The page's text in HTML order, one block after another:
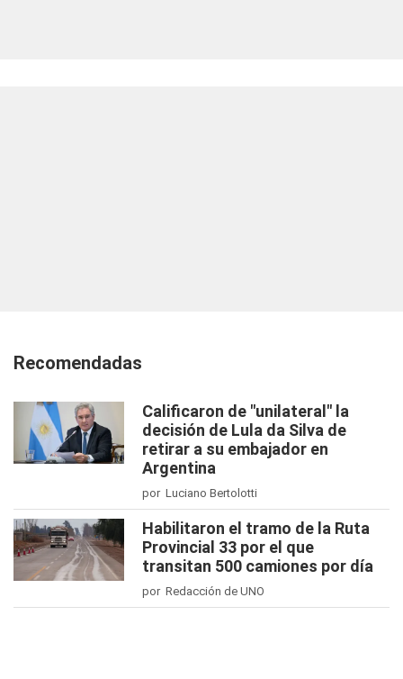
Recomendadas
Calificaron de "unilateral" la
decisión de Lula da Silva de
retirar a su embajador en
Argentina
por Luciano Bertolotti
Habilitaron el tramo de la Ruta
Provincial 33 por el que
transitan 500 camiones por día
por Redacción de UNO